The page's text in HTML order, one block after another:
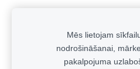
Mēs lietojam
nodrošināšanai,
pakalpojuma